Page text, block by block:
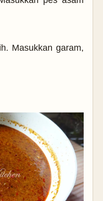
Masukkan garam,